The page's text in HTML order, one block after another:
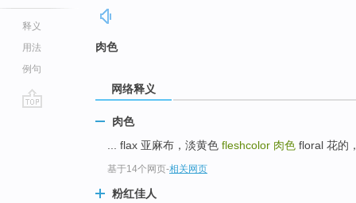
释义
用法
例句
肉色
网络释义
肉色
... flax 亚麻布，淡黄色 fleshcolor 肉色 floral 花的
基于14个网页-相关网页
粉红佳人